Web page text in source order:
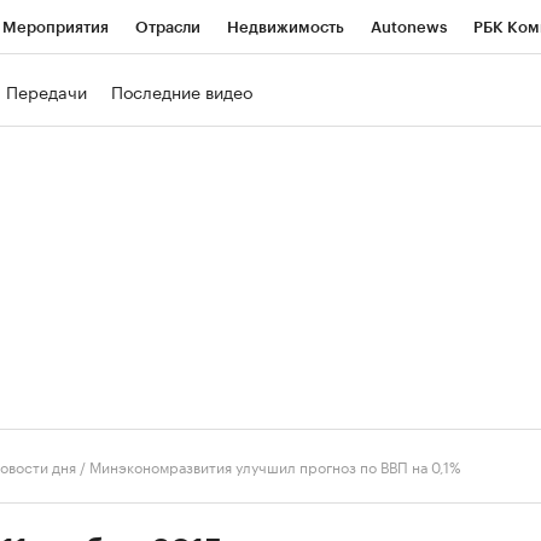
Мероприятия Отрасли Недвижимость Autonews РБК
Передачи Последние видео
дня / Минэкономразвития улучшил прогноз по ВВП на 0,1%